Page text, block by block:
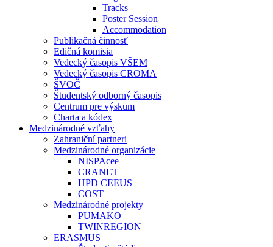
Tracks
Poster Session
Accommodation
Publikačná činnosť
Edičná komisia
Vedecký časopis VŠEM
Vedecký časopis CROMA
ŠVOČ
Študentský odborný časopis
Centrum pre výskum
Charta a kódex
Medzinárodné vzťahy
Zahraniční partneri
Medzinárodné organizácie
NISPAcee
CRANET
HPD CEEUS
COST
Medzinárodné projekty
PUMAKO
TWINREGION
ERASMUS